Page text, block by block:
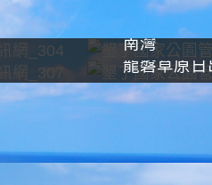
南灣
龍磐草原日